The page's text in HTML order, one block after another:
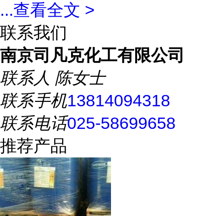
...查看全文 >
联系我们
南京司凡克化工有限公司
联系人 陈女士
联系手机13814094318
联系电话025-58699658
推荐产品